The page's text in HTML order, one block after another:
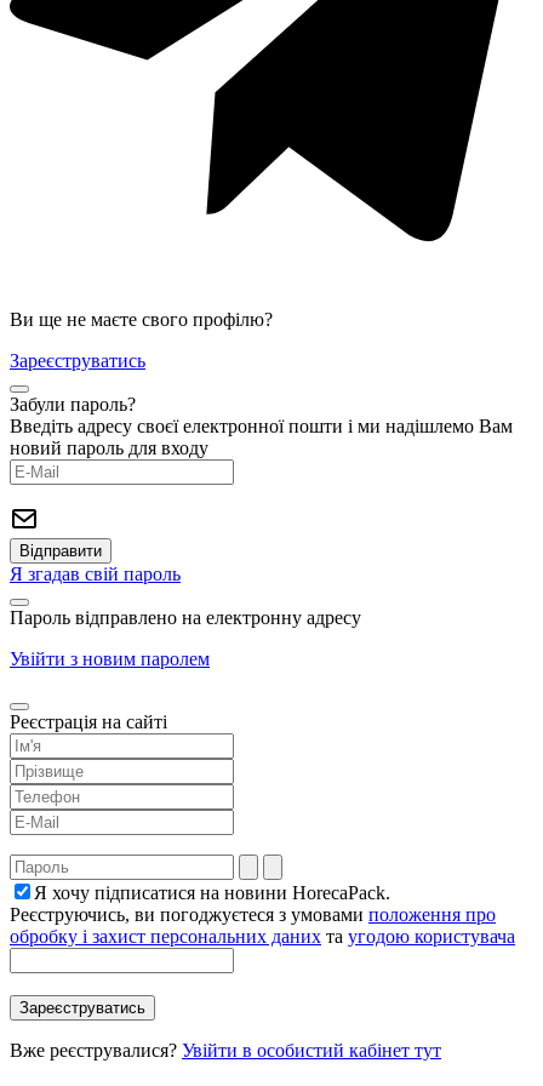
Ви ще не маєте свого профілю?
Зареєструватись
Забули пароль?
Введіть адресу своєї електронної пошти і ми надішлемо Вам
новий пароль для входу
Я згадав свій пароль
Пароль відправлено на електронну адресу
Увійти з новим паролем
Реєстрація на сайті
Я хочу підписатися на новини HorecaPack.
Реєструючись, ви погоджуєтеся з умовами положення про
обробку і захист персональних даних та угодою користувача
Вже реєструвалися? Увійти в особистий кабінет тут